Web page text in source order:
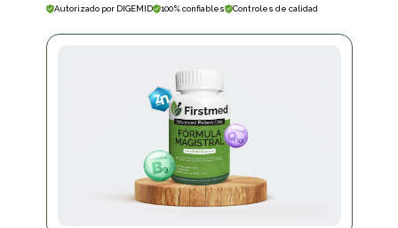
Autorizado por DIGEMID 100% confiables Controles de calidad